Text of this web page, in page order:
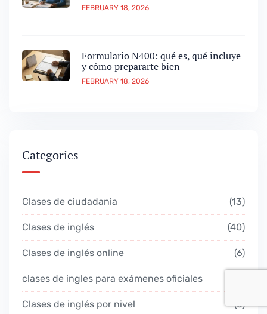
FEBRUARY 18, 2026
Formulario N400: qué es, qué incluye
y cómo prepararte bien
FEBRUARY 18, 2026
Categories
Clases de ciudadania 13
Clases de inglés 40
Clases de inglés online 6
clases de ingles para exámenes oficiales
Clases de inglés por nivel 6